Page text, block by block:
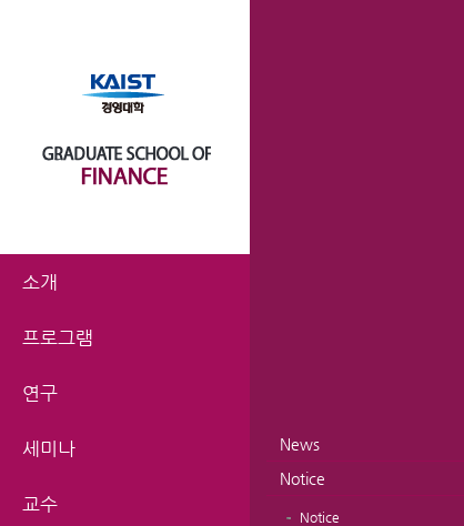
소개
프로그램
연구
세미나
교수
News
Notice
Notice